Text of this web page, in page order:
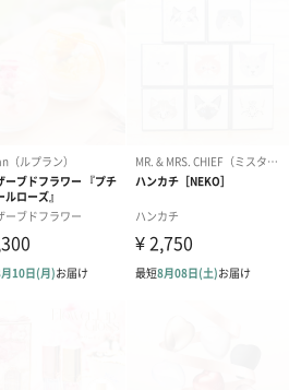
ード（Thank you）ピ
Birthday ホワ